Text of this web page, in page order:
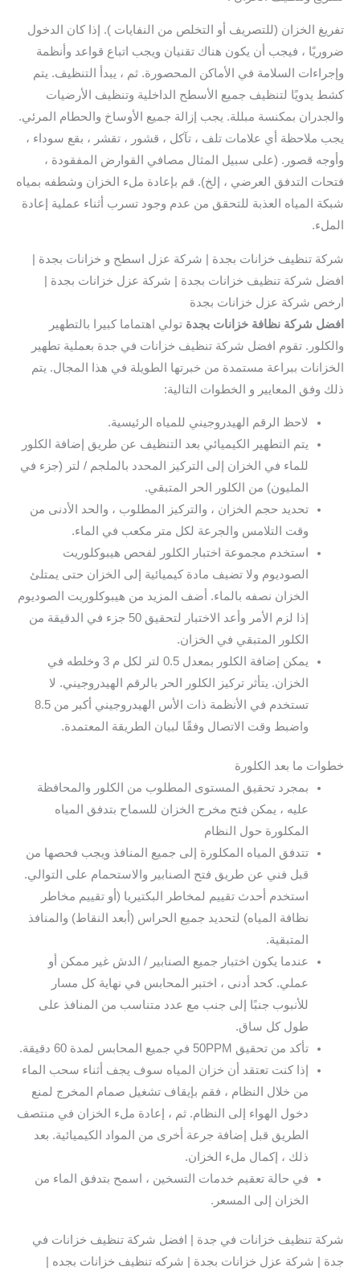
تفريغ الخزان (للتصريف أو التخلص من النفايات ). إذا كان الدخول
ضروريًا ، فيجب أن يكون هناك تقنيان ويجب اتباع قواعد وأنظمة
وإجراءات السلامة في الأماكن المحصورة. ثم ، يبدأ التنظيف. يتم
كشط يدويًا لتنظيف جميع الأسطح الداخلية وتنظيف الأرضيات
والجدران بمكنسة مبللة. يجب إزالة جميع الأوساخ والحطام المرئي.
يجب ملاحظة أي علامات تلف ، تآكل ، قشور ، تقشر ، بقع سوداء ،
وأوجه قصور. (على سبيل المثال مصافي القوارض المفقودة ،
فتحات التدفق العرضي ، إلخ). قم بإعادة ملء الخزان وشطفه بمياه
شبكة المياه العذبة للتحقق من عدم وجود تسرب أثناء عملية إعادة
الملء.
شركة تنظيف خزانات بجدة | شركة عزل اسطح و خزانات بجدة |
افضل شركة تنظيف خزانات بجدة | شركة عزل خزانات بجدة |
ارخص شركة عزل خزانات بجدة
افضل شركة نظافة خزانات بجدة تولي اهتماما كبيرا بالتطهير
والكلور. تقوم افضل شركة تنظيف خزانات في جدة بعملية تطهير
الخزانات ببراعة مستمدة من خبرتها الطويلة في هذا المجال. يتم
ذلك وفق المعايير و الخطوات التالية:
لاحظ الرقم الهيدروجيني للمياه الرئيسية.
يتم التطهير الكيميائي بعد التنظيف عن طريق إضافة الكلور
للماء في الخزان إلى التركيز المحدد بالملجم / لتر (جزء في
المليون) من الكلور الحر المتبقي.
تحديد حجم الخزان ، والتركيز المطلوب ، والحد الأدنى من
وقت التلامس والجرعة لكل متر مكعب في الماء.
استخدم مجموعة اختبار الكلور لفحص هيبوكلوريت
الصوديوم ولا تضيف مادة كيميائية إلى الخزان حتى يمتلئ
الخزان نصفه بالماء. أضف المزيد من هيبوكلوريت الصوديوم
إذا لزم الأمر وأعد الاختبار لتحقيق 50 جزء في الدقيقة من
الكلور المتبقي في الخزان.
يمكن إضافة الكلور بمعدل 0.5 لتر لكل م 3 وخلطه في
الخزان. يتأثر تركيز الكلور الحر بالرقم الهيدروجيني. لا
تستخدم في الأنظمة ذات الأس الهيدروجيني أكبر من 8.5
واضبط وقت الاتصال وفقًا لبيان الطريقة المعتمدة.
خطوات ما بعد الكلورة
بمجرد تحقيق المستوى المطلوب من الكلور والمحافظة
عليه ، يمكن فتح مخرج الخزان للسماح بتدفق المياه
المكلورة حول النظام
تتدفق المياه المكلورة إلى جميع المنافذ ويجب فحصها من
قبل فني عن طريق فتح الصنابير والاستحمام على التوالي.
استخدم أحدث تقييم لمخاطر البكتيريا (أو تقييم مخاطر
نظافة المياه) لتحديد جميع الحراس (أبعد النقاط) والمنافذ
المتبقية.
عندما يكون اختبار جميع الصنابير / الدش غير ممكن أو
عملي. كحد أدنى ، اختبر المحابس في نهاية كل مسار
للأنبوب جنبًا إلى جنب مع عدد متناسب من المنافذ على
طول كل ساق.
تأكد من تحقيق 50PPM في جميع المحابس لمدة 60 دقيقة.
إذا كنت تعتقد أن خزان المياه سوف يجف أثناء سحب الماء
من خلال النظام ، فقم بإيقاف تشغيل صمام المخرج لمنع
دخول الهواء إلى النظام. ثم ، إعادة ملء الخزان في منتصف
الطريق قبل إضافة جرعة أخرى من المواد الكيميائية. بعد
ذلك ، إكمال ملء الخزان.
في حالة تعقيم خدمات التسخين ، اسمح بتدفق الماء من
الخزان إلى المسعر.
شركة تنظيف خزانات في جدة | افضل شركة تنظيف خزانات في
جدة | شركة عزل خزانات بجدة | شركه تنظيف خزانات بجده |